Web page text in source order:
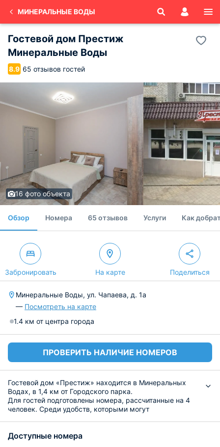
МИНЕРАЛЬНЫЕ ВОДЫ
Гостевой дом Престиж
Минеральные Воды
8.9 65 отзывов гостей
16 фото объекта
Обзор Номера 65 отзывов Услуги Как
Забронировать На карте Поделиться
Минеральные Воды, ул. Чапаева, д. 1а
— Посмотреть на карте
1.4 км от центра города
ПРОВЕРИТЬ НАЛИЧИЕ НОМЕРОВ
Гостевой дом «Престиж» находится в Минеральных
Водах, в 1,4 км от Городского парка.
Для гостей подготовлены номера, рассчитанные на 4
человек. Среди удобств, которыми могут
также доступ к беспроводному интернету. Ванная
Доступные номера